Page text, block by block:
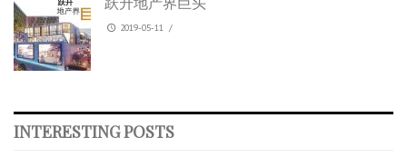
2019-05-11 /
INTERESTING POSTS